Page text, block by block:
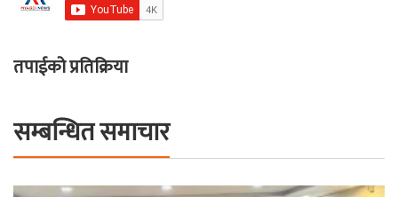
तपाईको प्रतिक्रिया
सम्बन्धित समाचार